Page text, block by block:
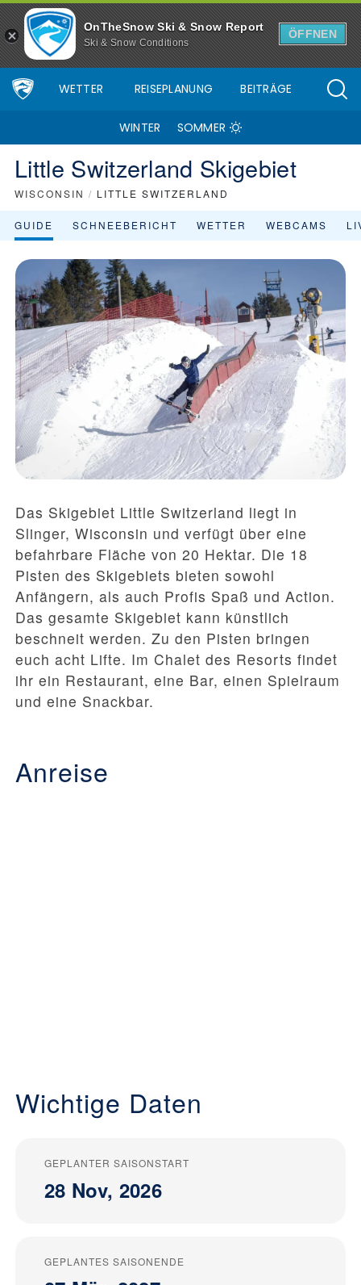
OnTheSnow Ski & Snow Report
Ski & Snow Conditions
ÖFFNEN
WETTER REISEPLANUNG BEITRÄGE
WINTER SOMMER
Little Switzerland Skigebiet
WISCONSIN / LITTLE SWITZERLAND
GUIDE SCHNEEBERICHT WETTER WEBCAMS
Das Skigebiet Little Switzerland liegt in
Slinger, Wisconsin und verfügt über eine
befahrbare Fläche von 20 Hektar. Die 18
Pisten des Skigebiets bieten sowohl
Anfängern, als auch Profis Spaß und Action.
Das gesamte Skigebiet kann künstlich
beschneit werden. Zu den Pisten bringen
euch acht Lifte. Im Chalet des Resorts findet
ihr ein Restaurant, eine Bar, einen Spielraum
und eine Snackbar.
Anreise
Wichtige Daten
GEPLANTER SAISONSTART
28 Nov, 2026
GEPLANTES SAISONENDE